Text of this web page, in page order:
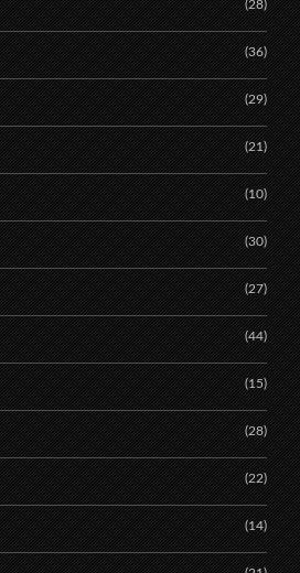
(28)
(36)
(29)
(21)
(10)
(30)
(27)
(44)
(15)
(28)
(22)
(14)